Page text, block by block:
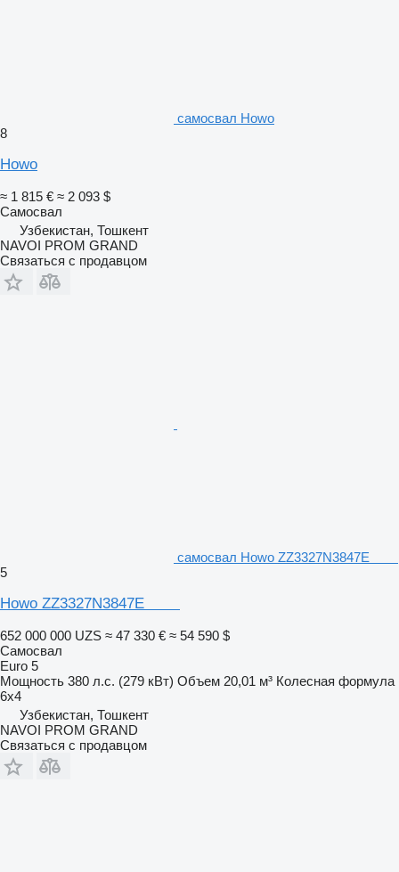
самосвал Howo
8
Howo
≈ 1 815 € ≈ 2 093 $
Самосвал
Узбекистан, Тошкент
NAVOI PROM GRAND
Связаться с продавцом
самосвал Howo ZZ3327N3847E
5
Howo ZZ3327N3847E
652 000 000 UZS ≈ 47 330 € ≈ 54 590 $
Самосвал
Euro 5
Мощность 380 л.с. (279 кВт) Объем 20,01 м³ Колесная формула
6x4
Узбекистан, Тошкент
NAVOI PROM GRAND
Связаться с продавцом